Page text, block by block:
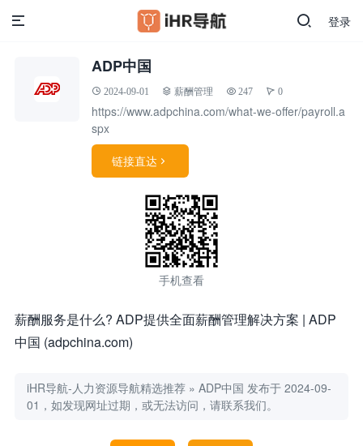
登录
ADP中国
2024-09-01 薪酬管理 247 0
https://www.adpchina.com/what-we-offer/payroll.a
spx
链接直达 
手机查看
薪酬服务是什么? ADP提供全面薪酬管理解决方案 | ADP
中国 (adpchina.com)
iHR导航-人力资源导航精选推荐 » ADP中国 发布于 2024-09-
01，如发现网址过期，或无法访问，请联系我们。